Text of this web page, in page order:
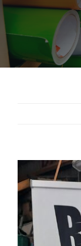
Contact
Larger
Image